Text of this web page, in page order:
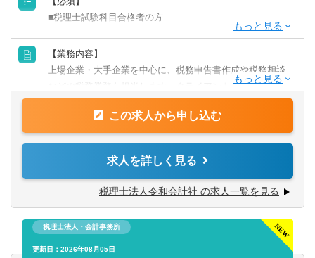
■税理士試験科目合格者の方
【歓迎】
■監査法人にて実務経験のある方
■事業会社経理にて実務経験のある方
【業務内容】
上場企業・大手企業を中心に、税務申告書作成や税務相談
などの税務業務を担当します。クライアントに寄り添いな
【業務詳細】
■各種税務申告書作成
■年末調整、確定申告業務
■法人設立に関する手続き及び届出
■税務相談、コンサルティング業務（連結納税や組織再編
等）
この求人から申し込む
求人を詳しく見る
税理士法人令和会計社 の求人一覧を見る
税理士法人・会計事務所
更新日：2026年08月05日